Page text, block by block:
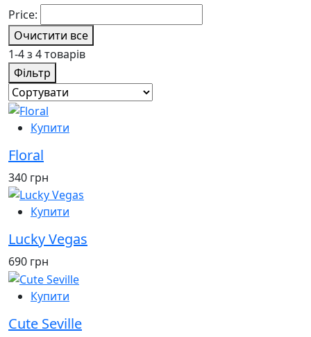
Price:
Очистити все
1-4 з 4 товарів
Фільтр
Купити
Floral
340 грн
Купити
Lucky Vegas
690 грн
Купити
Cute Seville